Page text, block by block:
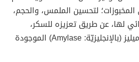
لتحسين الملمس، والحجم،
لها، عن طريق تعزيزه للسكر،
والبروتين، وحمض الأميليز (بالإنجليزيّة: Amylase) الموجودة